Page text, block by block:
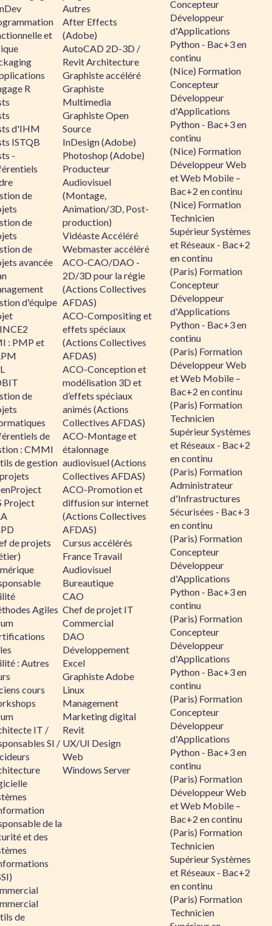
et
R
d'IHM
ISTQB
-
de
de
de
avancée
d'équipe
: PMP et
de
de
: CMMI
de gestion
Project
de projets
Agiles
: Autres
cours
IT /
SI /
de la
et des
de
Autres
After Effects
(Adobe)
AutoCAD 2D-3D /
Revit Architecture
Graphiste accéléré
Graphiste
Multimedia
Graphiste Open
Source
InDesign (Adobe)
Photoshop (Adobe)
Producteur
Audiovisuel
(Montage,
Animation/3D, Post-
production)
Vidéaste Accéléré
Webmaster accéléré
ACO-CAO/DAO -
2D/3D pour la régie
(Actions Collectives
AFDAS)
ACO-Compositing et
effets spéciaux
(Actions Collectives
AFDAS)
ACO-Conception et
modélisation 3D et
d’effets spéciaux
animés (Actions
Collectives AFDAS)
ACO-Montage et
étalonnage
audiovisuel (Actions
Collectives AFDAS)
ACO-Promotion et
diffusion sur internet
(Actions Collectives
AFDAS)
Cursus accélérés
France Travail
Audiovisuel
Bureautique
CAO
Chef de projet IT
Commercial
DAO
Développement
Excel
Graphiste Adobe
Linux
Management
Marketing digital
Revit
UX/UI Design
Web
Windows Server
Concepteur
Développeur
d'Applications
Python - Bac+3 en
continu
(Nice) Formation
Concepteur
Développeur
d'Applications
Python - Bac+3 en
continu
(Nice) Formation
Développeur Web
et Web Mobile –
Bac+2 en continu
(Nice) Formation
Technicien
Supérieur Systèmes
et Réseaux - Bac+2
en continu
(Paris) Formation
Concepteur
Développeur
d'Applications
Python - Bac+3 en
continu
(Paris) Formation
Développeur Web
et Web Mobile –
Bac+2 en continu
(Paris) Formation
Technicien
Supérieur Systèmes
et Réseaux - Bac+2
en continu
(Paris) Formation
Administrateur
d'Infrastructures
Sécurisées - Bac+3
en continu
(Paris) Formation
Concepteur
Développeur
d'Applications
Python - Bac+3 en
continu
(Paris) Formation
Concepteur
Développeur
d'Applications
Python - Bac+3 en
continu
(Paris) Formation
Concepteur
Développeur
d'Applications
Python - Bac+3 en
continu
(Paris) Formation
Développeur Web
et Web Mobile –
Bac+2 en continu
(Paris) Formation
Technicien
Supérieur Systèmes
et Réseaux - Bac+2
en continu
(Paris) Formation
Technicien